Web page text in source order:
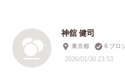
神舘 健司
東京都 6 プロ
2026/01/30 23:53